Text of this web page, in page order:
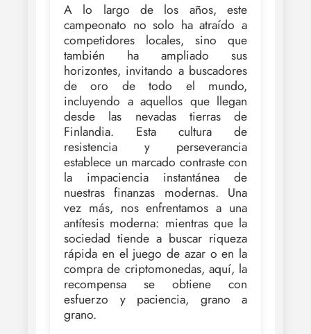
A lo largo de los años, este
campeonato no solo ha atraído a
competidores locales, sino que
también ha ampliado sus
horizontes, invitando a buscadores
de oro de todo el mundo,
incluyendo a aquellos que llegan
desde las nevadas tierras de
Finlandia. Esta cultura de
resistencia y perseverancia
establece un marcado contraste con
la impaciencia instantánea de
nuestras finanzas modernas. Una
vez más, nos enfrentamos a una
antítesis moderna: mientras que la
sociedad tiende a buscar riqueza
rápida en el juego de azar o en la
compra de criptomonedas, aquí, la
recompensa se obtiene con
esfuerzo y paciencia, grano a
grano.